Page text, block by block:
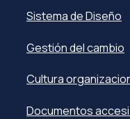
Sistema de Diseño
Gestión del cambio
Cultura
Documentos